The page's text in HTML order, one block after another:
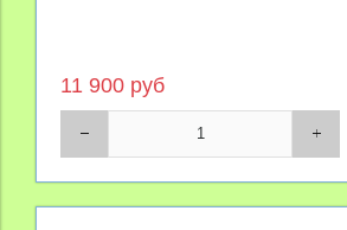
11 900 руб